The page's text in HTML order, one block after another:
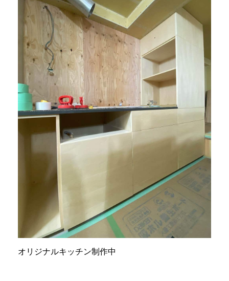
オリジナルキッチン制作中